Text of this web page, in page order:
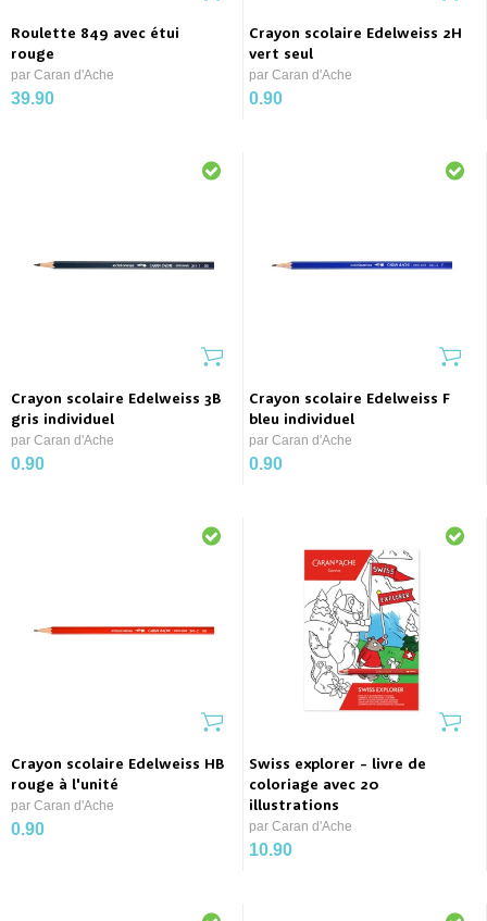
Roulette 849 avec étui
rouge
par Caran d'Ache
39.90
Crayon scolaire Edelweiss 2H
vert seul
par Caran d'Ache
0.90
Crayon scolaire Edelweiss 3B
gris individuel
par Caran d'Ache
0.90
Crayon scolaire Edelweiss F
bleu individuel
par Caran d'Ache
0.90
Crayon scolaire Edelweiss HB
rouge à l'unité
par Caran d'Ache
0.90
Swiss explorer - livre de
coloriage avec 20
illustrations
par Caran d'Ache
10.90